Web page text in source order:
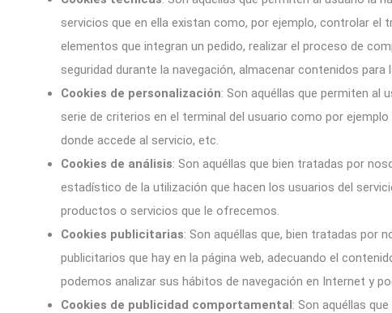
servicios que en ella existan como, por ejemplo, controlar
elementos que integran un pedido, realizar el proceso de
seguridad durante la navegación, almacenar contenidos
Cookies de personalización: Son aquéllas que permiten al
serie de criterios en el terminal del usuario como por
donde accede al servicio, etc.
Cookies de análisis: Son aquéllas que bien tratadas por
estadístico de la utilización que hacen los usuarios del
productos o servicios que le ofrecemos.
Cookies publicitarias: Son aquéllas que, bien tratadas
publicitarios que hay en la página web, adecuando el
podemos analizar sus hábitos de navegación en Internet y
Cookies de publicidad comportamental: Son aquéllas